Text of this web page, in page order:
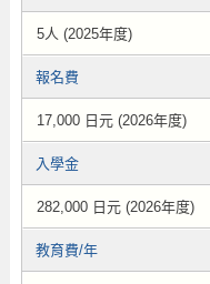
5人 (2025年度)
報名費
17,000 日元 (2026年度)
入學金
282,000 日元 (2026年度)
教育費/年